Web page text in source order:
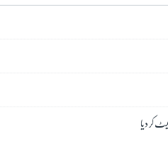
کر دیا